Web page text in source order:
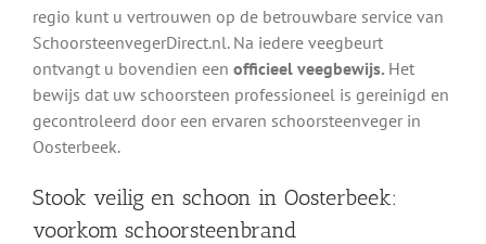
regio kunt u vertrouwen op de betrouwbare service van
SchoorsteenvegerDirect.nl. Na iedere veegbeurt
ontvangt u bovendien een officieel veegbewijs. Het
bewijs dat uw schoorsteen professioneel is gereinigd en
gecontroleerd door een ervaren schoorsteenveger in
Oosterbeek.
Stook veilig en schoon in Oosterbeek:
voorkom schoorsteenbrand